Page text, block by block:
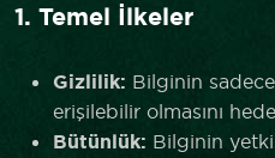
1. Temel İlkeler
Gizlilik: Bilginin
erişilebilir olmasını
Bütünlük: Bilginin